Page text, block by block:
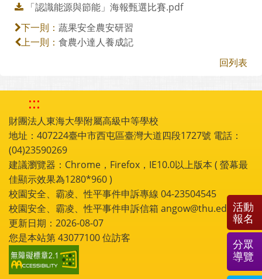
「認識能源與節能」海報甄選比賽.pdf
下一則： 蔬果安全農安研習
上一則： 食農小達人養成記
回列表
:::
財團法人東海大學附屬高級中等學校
地址：407224臺中市西屯區臺灣大道四段1727號 電話：
(04)23590269
建議瀏覽器：Chrome，Firefox，IE10.0以上版本 ( 螢幕最
佳顯示效果為1280*960 )
校園安全、霸凌、性平事件申訴專線 04-23504545
校園安全、霸凌、性平事件申訴信箱 angow@thu.edu.tw
更新日期：2026-08-07
您是本站第43077100位訪客
活動
報名
分眾
導覽